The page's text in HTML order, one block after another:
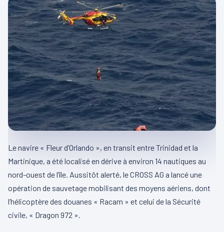
Le navire « Fleur d’Orlando », en transit entre Trinidad et la
Martinique, a été localisé en dérive à environ 14 nautiques au
nord-ouest de l’île. Aussitôt alerté, le CROSS AG a lancé une
opération de sauvetage mobilisant des moyens aériens, dont
l’hélicoptère des douanes « Racam » et celui de la Sécurité
civile, « Dragon 972 ».